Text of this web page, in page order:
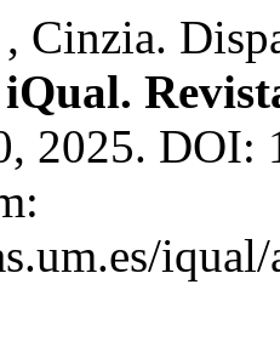
Cinzia.
iQual.
2025. DOI: